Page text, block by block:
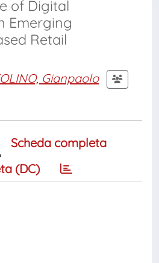
of Digital
Emerging
Retail
Gianpaolo
Scheda completa
(DC)